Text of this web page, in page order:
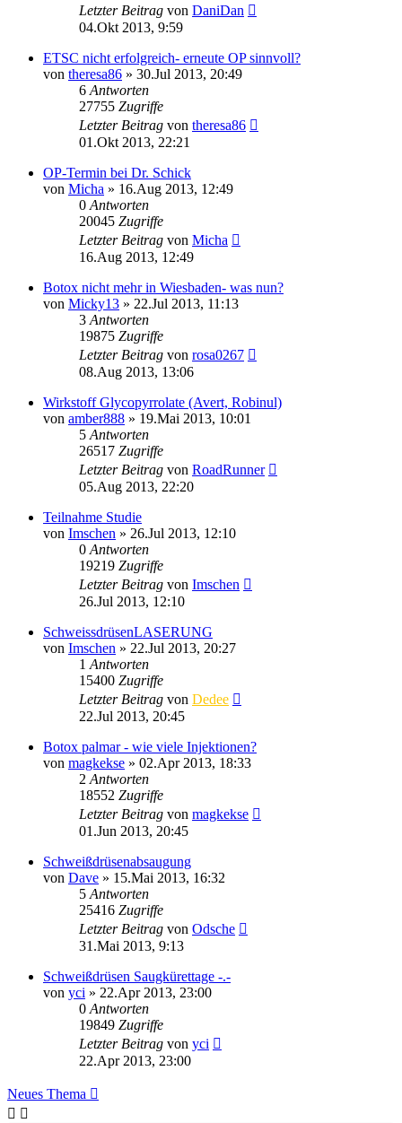
Letzter Beitrag von DaniDan
04.Okt 2013, 9:59
ETSC nicht erfolgreich- erneute OP sinnvoll?
von theresa86 » 30.Jul 2013, 20:49
6 Antworten
27755 Zugriffe
Letzter Beitrag von theresa86
01.Okt 2013, 22:21
OP-Termin bei Dr. Schick
von Micha » 16.Aug 2013, 12:49
0 Antworten
20045 Zugriffe
Letzter Beitrag von Micha
16.Aug 2013, 12:49
Botox nicht mehr in Wiesbaden- was nun?
von Micky13 » 22.Jul 2013, 11:13
3 Antworten
19875 Zugriffe
Letzter Beitrag von rosa0267
08.Aug 2013, 13:06
Wirkstoff Glycopyrrolate (Avert, Robinul)
von amber888 » 19.Mai 2013, 10:01
5 Antworten
26517 Zugriffe
Letzter Beitrag von RoadRunner
05.Aug 2013, 22:20
Teilnahme Studie
von Imschen » 26.Jul 2013, 12:10
0 Antworten
19219 Zugriffe
Letzter Beitrag von Imschen
26.Jul 2013, 12:10
SchweissdrüsenLASERUNG
von Imschen » 22.Jul 2013, 20:27
1 Antworten
15400 Zugriffe
Letzter Beitrag von Dedee
22.Jul 2013, 20:45
Botox palmar - wie viele Injektionen?
von magkekse » 02.Apr 2013, 18:33
2 Antworten
18552 Zugriffe
Letzter Beitrag von magkekse
01.Jun 2013, 20:45
Schweißdrüsenabsaugung
von Dave » 15.Mai 2013, 16:32
5 Antworten
25416 Zugriffe
Letzter Beitrag von Odsche
31.Mai 2013, 9:13
Schweißdrüsen Saugkürettage -.-
von yci » 22.Apr 2013, 23:00
0 Antworten
19849 Zugriffe
Letzter Beitrag von yci
22.Apr 2013, 23:00
Neues Thema